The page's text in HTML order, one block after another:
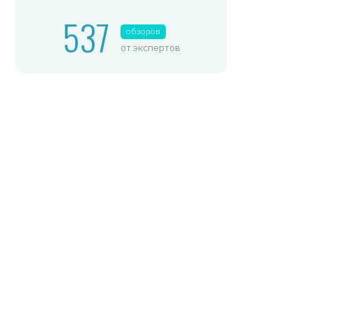
537 обзоров
от экспертов